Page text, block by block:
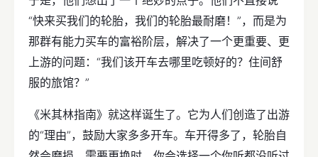
“快来买我们的轮胎，我们的轮胎最耐磨！”，而是为
那群有能力买车的富裕阶层，解决了一个更重要、更
上游的问题：“我们该开车去哪里吃顿好的？住间舒
服的旅馆？”
《米其林指南》就这样诞生了。它为人们创造了出游
的“理由”，鼓励大家多多开车。车开得多了，轮胎自